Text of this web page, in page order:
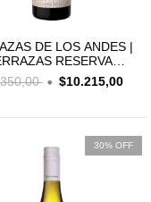
DE LOS ANDES |
RESERVA
MALBEC$10.215,00
30% OFF